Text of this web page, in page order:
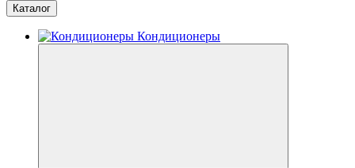
Каталог
Кондиционеры